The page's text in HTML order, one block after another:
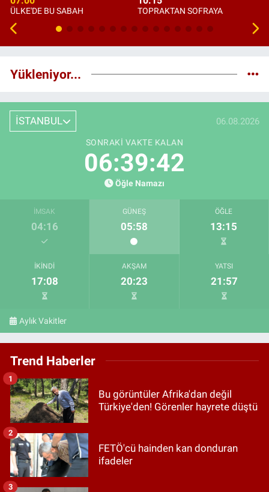
ÜLKE'DE BU SABAH TOPRAKTAN SOFRAYA
Yükleniyor...
İSTANBUL 06.08.2026
SONRAKI VAKTE KALAN
06:39:42
Öğle Namazı
İMSAK
04:16
GÜNEŞ
05:58
ÖĞLE
13:15
İKINDI
17:08
AKŞAM
20:23
YATSI
21:57
Aylık Vakitler
Trend Haberler
Bu görüntüler Afrika'dan değil
Türkiye'den! Görenler hayrete düştü
1
FETÖ'cü hainden kan donduran
ifadeler
2
3